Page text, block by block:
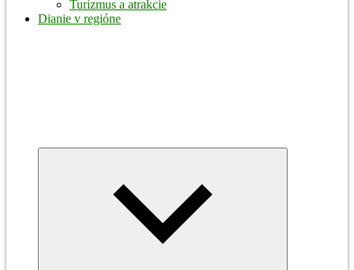
Turizmus a atrakcie
Dianie v regióne